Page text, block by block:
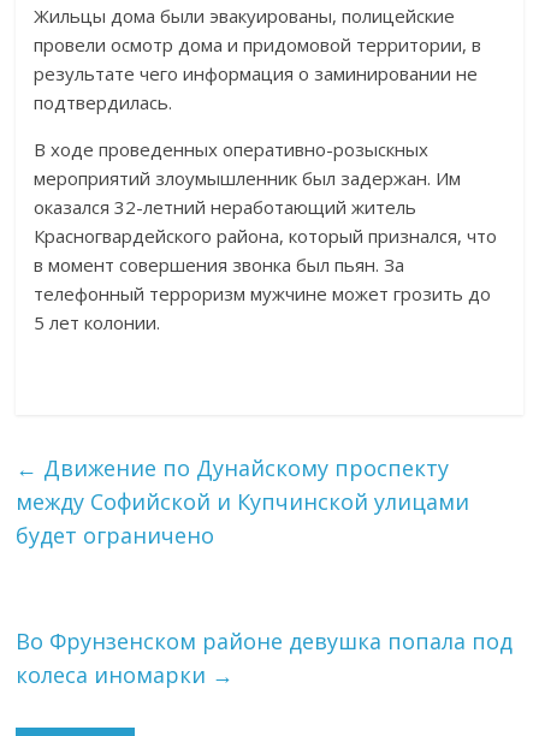
Жильцы дома были эвакуированы, полицейские
провели осмотр дома и придомовой территории, в
результате чего информация о заминировании не
подтвердилась.
В ходе проведенных оперативно-розыскных
мероприятий злоумышленник был задержан. Им
оказался 32-летний неработающий житель
Красногвардейского района, который признался, что
в момент совершения звонка был пьян. За
телефонный терроризм мужчине может грозить до
5 лет колонии.
← Движение по Дунайскому проспекту
между Софийской и Купчинской улицами
будет ограничено
Во Фрунзенском районе девушка попала под
колеса иномарки →